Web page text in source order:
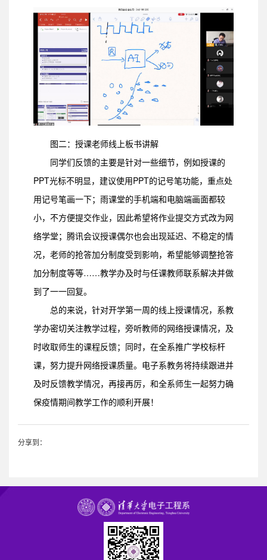
图二：授课老师线上板书讲解
同学们反馈的主要是针对一些细节，例如授课的
PPT光标不明显，建议使用PPT的记号笔功能，重点处
用记号笔画一下；雨课堂的手机端和电脑端画面都较
小，不方便提交作业，因此希望将作业提交方式改为网
络学堂；腾讯会议授课偶尔也会出现延迟、不稳定的情
况，老师的抢答加分制度受到影响，希望能够调整抢答
加分制度等等……教学办及时与任课教师联系解决并做
到了一一回复。
总的来说，针对开学第一周的线上授课情况，系教
学办密切关注教学过程，旁听教师的网络授课情况，及
时收取师生的课程反馈；同时，在全系推广学校标杆
课，努力提升网络授课质量。电子系教务将持续跟进并
及时反馈教学情况，再接再厉，和全系师生一起努力确
保疫情期间教学工作的顺利开展！
分享到：